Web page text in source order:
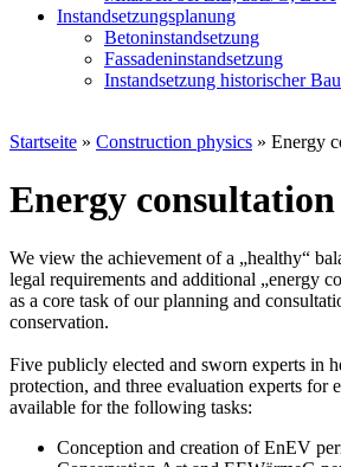
Instandsetzungsplanung
Betoninstandsetzung
Fassadeninstandsetzung
Instandsetzung historischer
Startseite » Construction physics » Energy
Energy consultation
We view the achievement of a „healthy“
legal requirements and additional „energy
as a core task of our planning and
conservation.
Five publicly elected and sworn experts in
protection, and three evaluation experts for
available for the following tasks:
Conception and creation of EnEV